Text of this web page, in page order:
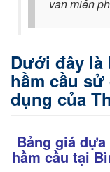
vấn miễn
Dưới đây là
hầm cầu
dụng của
Bảng giá
hầm cầu tại